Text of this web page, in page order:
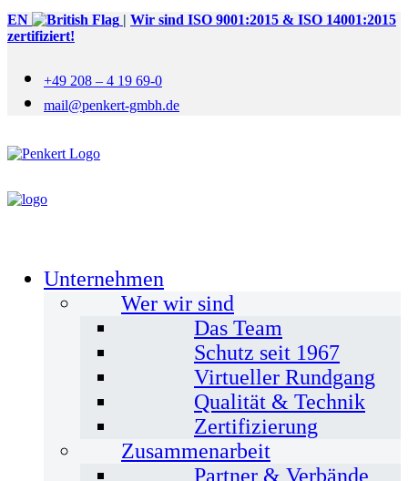
EN | Wir sind ISO 9001:2015 & ISO 14001:2015
zertifiziert!
+49 208 – 4 19 69-0
mail@penkert-gmbh.de
Unternehmen
Wer wir sind
Das Team
Schutz seit 1967
Virtueller Rundgang
Qualität & Technik
Zertifizierung
Zusammenarbeit
Partner & Verbände